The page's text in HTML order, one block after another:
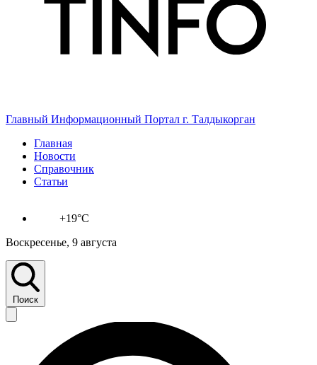
Главный Информационный Портал г. Талдыкорган
Главная
Новости
Справочник
Статьи
+19°C
Воскресенье, 9 августа
Поиск